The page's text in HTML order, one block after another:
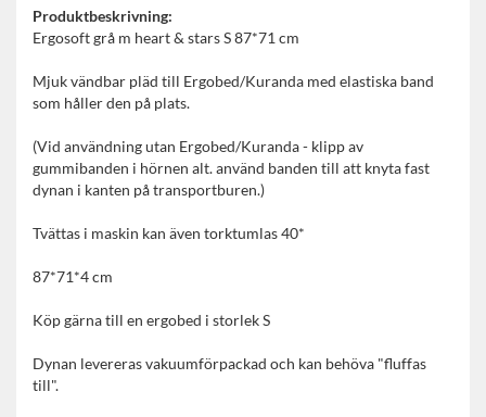
Produktbeskrivning:
Ergosoft grå m heart & stars S 87*71 cm
Mjuk vändbar pläd till Ergobed/Kuranda med elastiska band
som håller den på plats.
(Vid användning utan Ergobed/Kuranda - klipp av
gummibanden i hörnen alt. använd banden till att knyta fast
dynan i kanten på transportburen.)
Tvättas i maskin kan även torktumlas 40*
87*71*4 cm
Köp gärna till en ergobed i storlek S
Dynan levereras vakuumförpackad och kan behöva "fluffas
till".